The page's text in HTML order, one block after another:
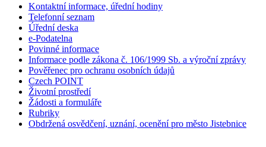
Kontaktní informace, úřední hodiny
Telefonní seznam
Úřední deska
e-Podatelna
Povinné informace
Informace podle zákona č. 106/1999 Sb. a výroční zprávy
Pověřenec pro ochranu osobních údajů
Czech POINT
Životní prostředí
Žádosti a formuláře
Rubriky
Obdržená osvědčení, uznání, ocenění pro město Jistebnice